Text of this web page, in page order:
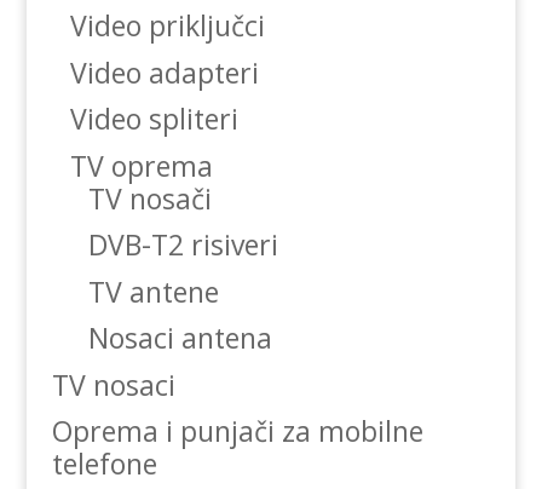
Video priključci
Video adapteri
Video spliteri
TV oprema
TV nosači
DVB-T2 risiveri
TV antene
Nosaci antena
TV nosaci
Oprema i punjači za mobilne
telefone